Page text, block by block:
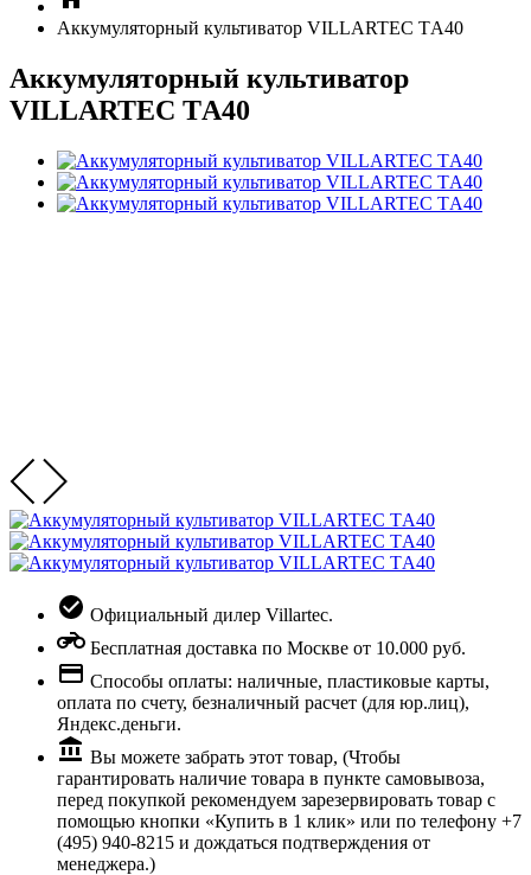
Аккумуляторный культиватор VILLARTEC TА40
Аккумуляторный культиватор
VILLARTEC TА40
Официальный дилер Villartec.
Бесплатная доставка по Москве от 10.000 руб.
Способы оплаты: наличные, пластиковые карты,
оплата по счету, безналичный расчет (для юр.лиц),
Яндекс.деньги.
Вы можете забрать этот товар, (Чтобы
гарантировать наличие товара в пункте самовывоза,
перед покупкой рекомендуем зарезервировать товар с
помощью кнопки «Купить в 1 клик» или по телефону +7
(495) 940-8215 и дождаться подтверждения от
менеджера.)